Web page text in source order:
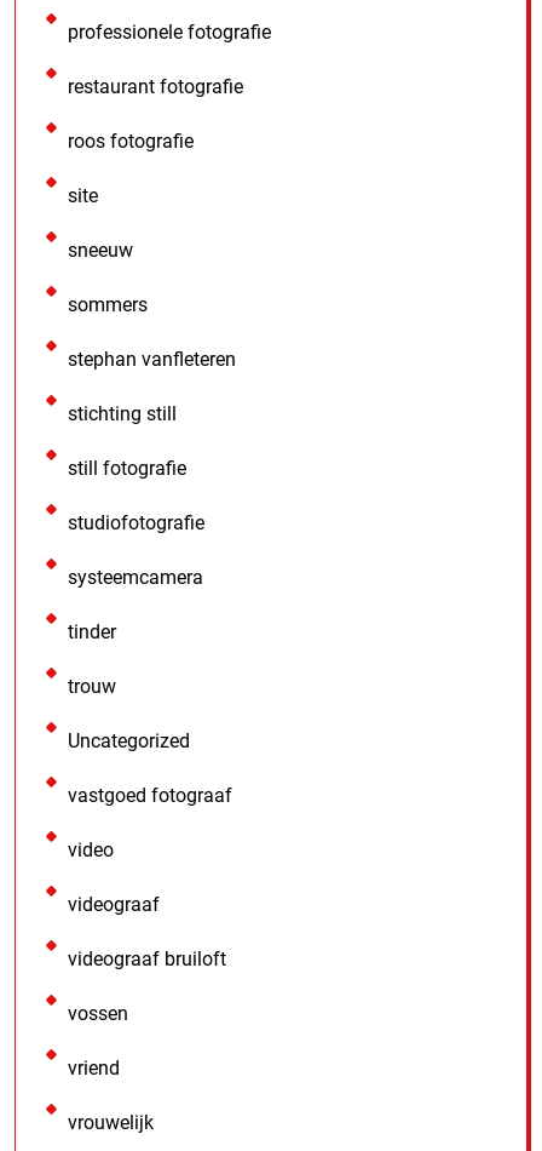
professionele fotografie
restaurant fotografie
roos fotografie
site
sneeuw
sommers
stephan vanfleteren
stichting still
still fotografie
studiofotografie
systeemcamera
tinder
trouw
Uncategorized
vastgoed fotograaf
video
videograaf
videograaf bruiloft
vossen
vriend
vrouwelijk